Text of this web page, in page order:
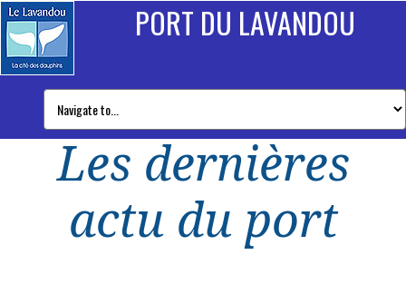
PORT DU LAVANDOU
Les dernières
actu du port